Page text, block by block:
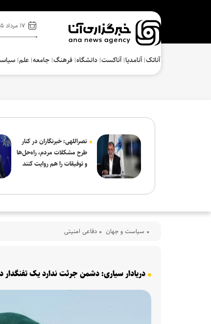
۱۷ مرداد ۱۴۰۵
آناتک آنامدیا آناکست دانشگاه فرهنگ‌ جامعه علم
نصراللهی: خبرنگاران در کنار
طرح مشکلات مردم، راه‌حل‌ها
و توفیقات را هم روایت کنند
سیاست و جهان دفاعی امنیتی
دریادار سیاری: دشمن جرئت ندارد یک تفنگدار